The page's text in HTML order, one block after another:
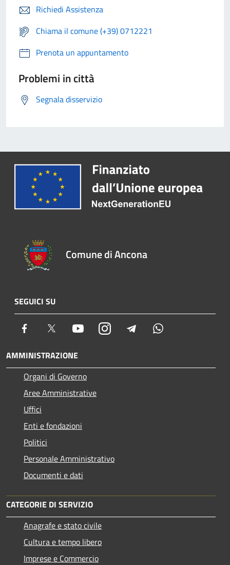
Richiedi Assistenza
Chiama il comune (+39) 0712221
Prenota un appuntamento
Problemi in città
Segnala disservizio
Comune di Ancona
SEGUICI SU
Facebook Twitter YoutubeInstagram Telegram
AMMINISTRAZIONE
Organi di Governo
Aree Amministrative
Uffici
Enti e fondazioni
Politici
Personale Amministrativo
Documenti e dati
CATEGORIE DI SERVIZIO
Anagrafe e stato civile
Cultura e tempo libero
Imprese e Commercio